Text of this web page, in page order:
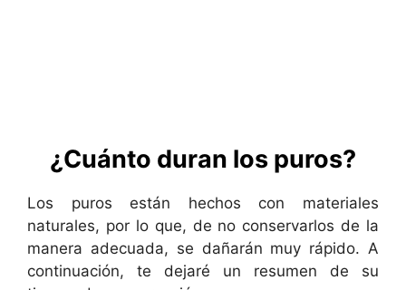
¿Cuánto duran los puros?
Los puros están hechos con materiales
naturales, por lo que, de no conservarlos de la
manera adecuada, se dañarán muy rápido. A
continuación, te dejaré un resumen de su